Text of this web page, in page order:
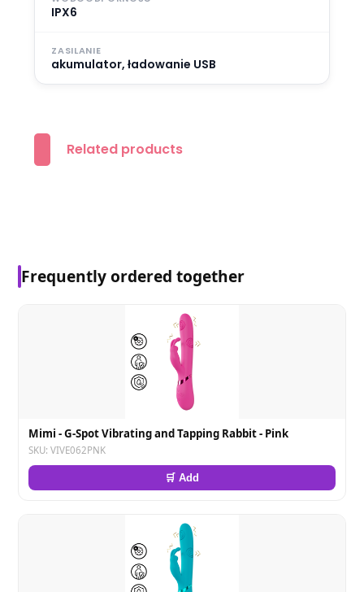
IPX6
ZASILANIE
akumulator, ładowanie USB
Related products
Frequently ordered together
Mimi - G-Spot Vibrating and Tapping Rabbit - Pink
SKU: VIVE062PNK
🛒 Add